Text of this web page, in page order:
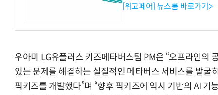
[위고페어] 뉴스룸 바로가기>
우아미 LG유플러스 키즈메타버스팀 PM은 “오프라인의
있는 문제를 해결하는 실질적인 메타버스 서비스를 발굴
픽키즈를 개발했다”며 “향후 픽키즈에 익시 기반의 AI 기
거미줄 쏘